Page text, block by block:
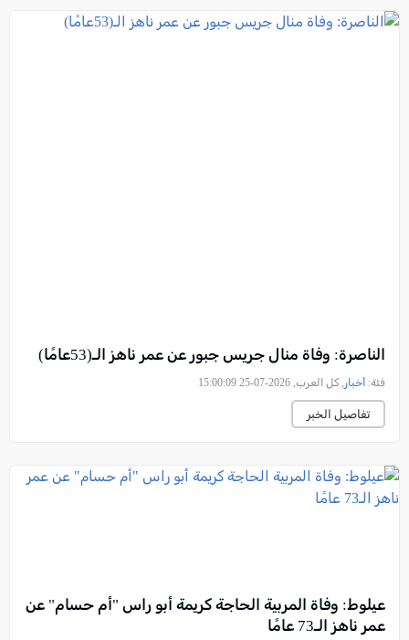
الناصرة: وفاة منال جريس جبور عن عمر ناهز الـ(53عامًا)
فئة: أخبار , كل العرب, 2026-07-25 15:00:09
تفاصيل الخبر
عيلوط: وفاة المربية الحاجة كريمة أبو راس "أم حسام" عن
عمر ناهز الـ73 عامًا